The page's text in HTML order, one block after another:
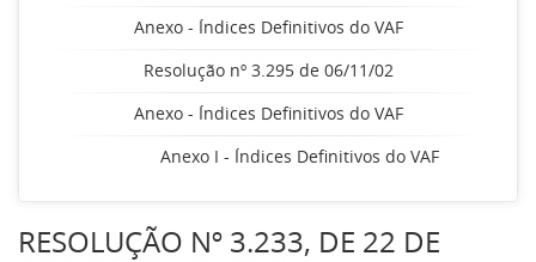
Anexo - Índices Definitivos do VAF
Resolução nº 3.295 de 06/11/02
Anexo - Índices Definitivos do VAF
Anexo I - Índices Definitivos do VAF
RESOLUÇÃO Nº 3.233, DE 22 DE